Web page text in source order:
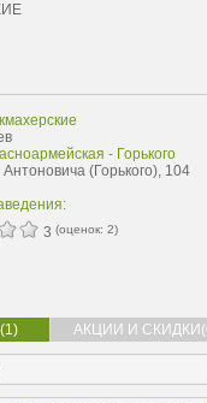
- Горького
(Горького), 104
3 (оценок: 2)
АКЦИИ И